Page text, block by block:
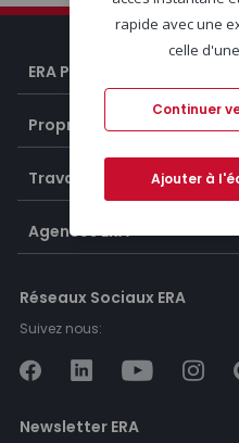
ERA Portugal
Propriétés
Travailler chez ERA
Agences ERA
Réseaux Sociaux ERA
Suivez nous:
Newsletter ERA
rapide avec une
celle
Continuer
Ajouter à